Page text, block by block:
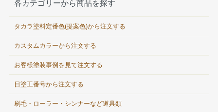
各カテゴリーから商品を探す
タカラ塗料定番色(提案色)から注文する
カスタムカラーから注文する
お客様塗装事例を見て注文する
日塗工番号から注文する
刷毛・ローラー・シンナーなど道具類